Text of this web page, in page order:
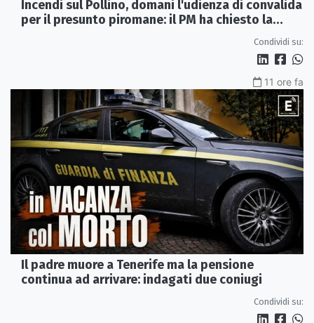
Incendi sul Pollino, domani l'udienza di convalida
per il presunto piromane: il PM ha chiesto la
Condividi su:
11 ore fa
Il padre muore a Tenerife ma la pensione
continua ad arrivare: indagati due coniugi
Condividi su: